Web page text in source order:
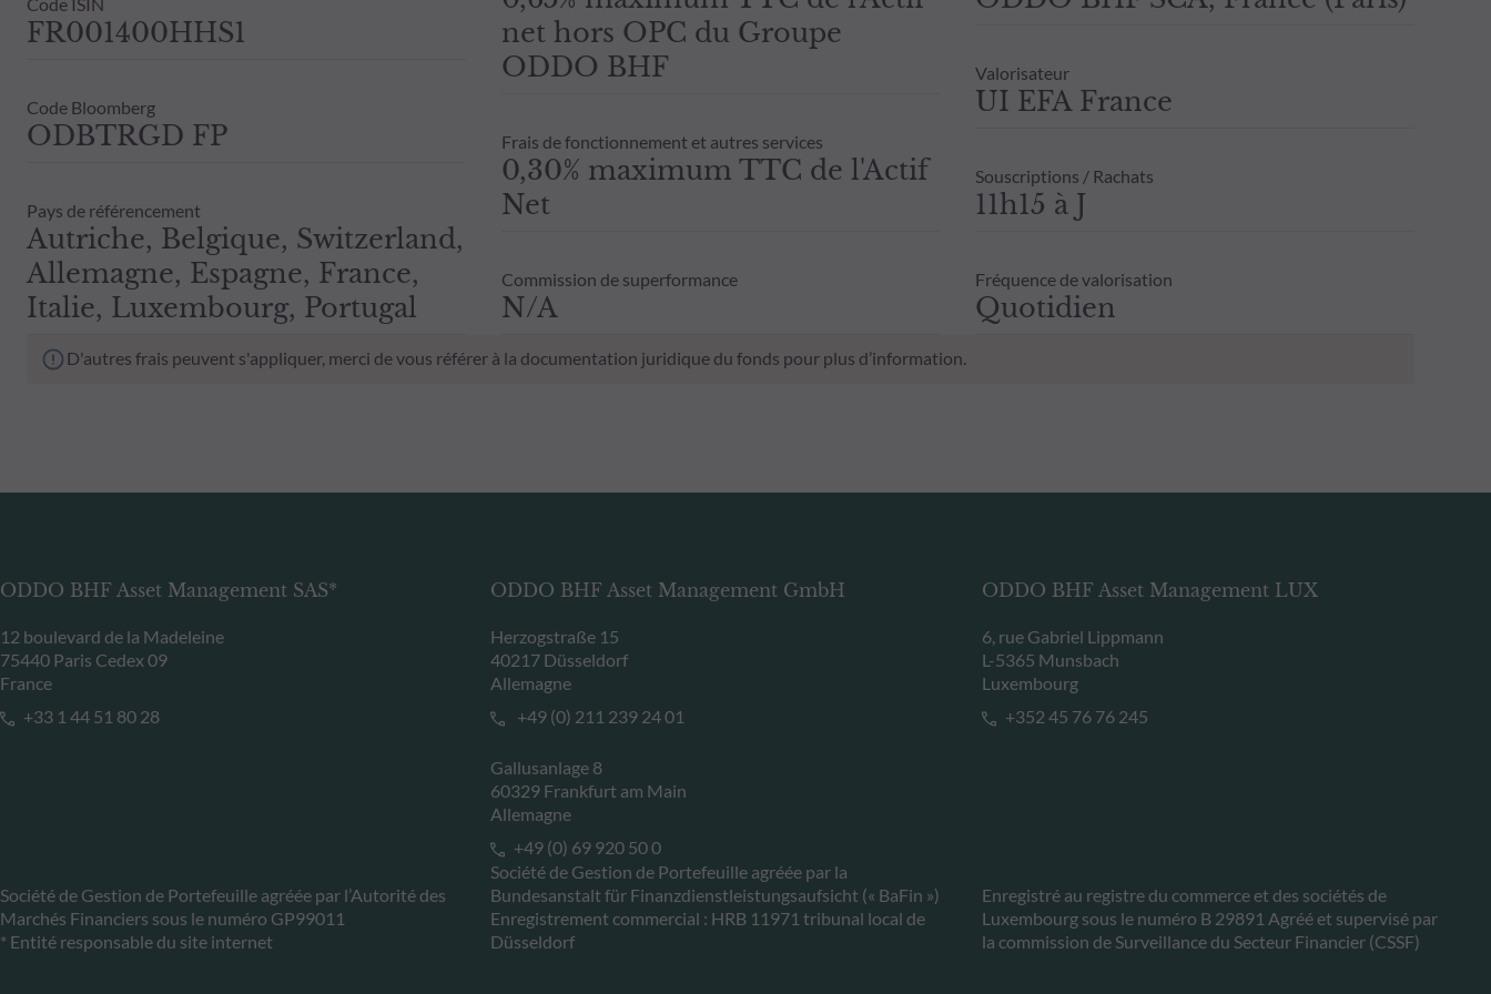
FR001400HHS1
Code Bloomberg
ODBTRGD FP
Pays de référencement
Autriche, Belgique, Switzerland,
Allemagne, Espagne, France,
Italie, Luxembourg, Portugal
net hors OPC du Groupe
ODDO BHF
Frais de fonctionnement et autres services
0,30% maximum TTC de l'Actif
Net
Commission de superformance
N/A
Valorisateur
UI EFA France
Souscriptions / Rachats
11h15 à J
Fréquence de valorisation
Quotidien
D'autres frais peuvent s'appliquer, merci de vous référer à la documentation juridique du fonds pour plus d’information.
ODDO BHF Asset Management SAS*
12 boulevard de la Madeleine
75440 Paris Cedex 09
France
+33 1 44 51 80 28
Société de Gestion de Portefeuille agréée par l’Autorité des
Marchés Financiers sous le numéro GP99011
* Entité responsable du site internet
ODDO BHF Asset Management GmbH
Herzogstraße 15
40217 Düsseldorf
Allemagne
+49 (0) 211 239 24 01
Gallusanlage 8
60329 Frankfurt am Main
Allemagne
+49 (0) 69 920 50 0
Société de Gestion de Portefeuille agréée par la
Bundesanstalt für Finanzdienstleistungsaufsicht (« BaFin »)
Enregistrement commercial : HRB 11971 tribunal local de
Düsseldorf
ODDO BHF Asset Management LUX
6, rue Gabriel Lippmann
L-5365 Munsbach
Luxembourg
+352 45 76 76 245
Enregistré au registre du commerce et des sociétés de
Luxembourg sous le numéro B 29891 Agréé et supervisé par
la commission de Surveillance du Secteur Financier (CSSF)